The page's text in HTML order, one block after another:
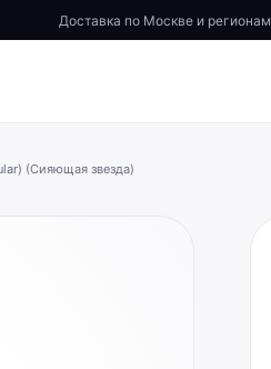
Доставка по Москве и регионам
(Сияющая звезда)